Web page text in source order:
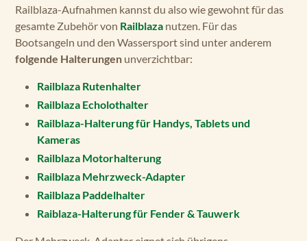
Railblaza-Aufnahmen kannst du also wie gewohnt für das
gesamte Zubehör von Railblaza nutzen. Für das
Bootsangeln und den Wassersport sind unter anderem
folgende Halterungen unverzichtbar:
Railblaza Rutenhalter
Railblaza Echolothalter
Railblaza-Halterung für Handys, Tablets und
Kameras
Railblaza Motorhalterung
Railblaza Mehrzweck-Adapter
Railblaza Paddelhalter
Raiblaza-Halterung für Fender & Tauwerk